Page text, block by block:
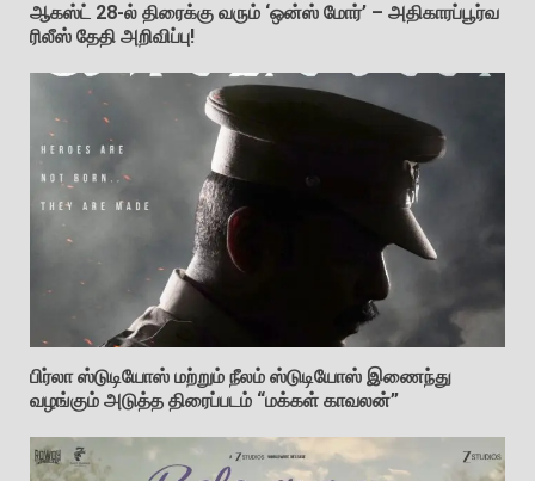
ஆகஸ்ட் 28-ல் திரைக்கு வரும் ‘ஒன்ஸ் மோர்’ – அதிகாரப்பூர்வ
ரிலீஸ் தேதி அறிவிப்பு!
பிர்லா ஸ்டுடியோஸ் மற்றும் நீலம் ஸ்டுடியோஸ் இணைந்து
வழங்கும் அடுத்த திரைப்படம் “மக்கள் காவலன்”